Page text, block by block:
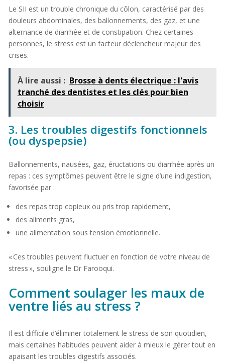
Le SII est un trouble chronique du côlon, caractérisé par des
douleurs abdominales, des ballonnements, des gaz, et une
alternance de diarrhée et de constipation. Chez certaines
personnes, le stress est un facteur déclencheur majeur des
crises.
À lire aussi : Brosse à dents électrique : l'avis
tranché des dentistes et les clés pour bien
choisir
3. Les troubles digestifs fonctionnels
(ou dyspepsie)
Ballonnements, nausées, gaz, éructations ou diarrhée après un
repas : ces symptômes peuvent être le signe d’une indigestion,
favorisée par :
des repas trop copieux ou pris trop rapidement,
des aliments gras,
une alimentation sous tension émotionnelle.
« Ces troubles peuvent fluctuer en fonction de votre niveau de
stress », souligne le Dr Farooqui.
Comment soulager les maux de
ventre liés au stress ?
Il est difficile d’éliminer totalement le stress de son quotidien,
mais certaines habitudes peuvent aider à mieux le gérer tout en
apaisant les troubles digestifs associés.